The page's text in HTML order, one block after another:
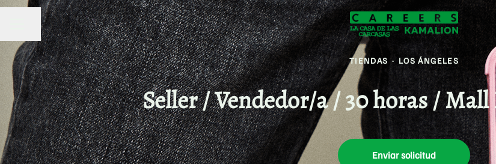
MENÚ DE EMPLEO
Compartir página
TIENDAS · LOS ÁNGELES
Seller / Vendedor/a / 30 horas / Mall
Enviar solicitud